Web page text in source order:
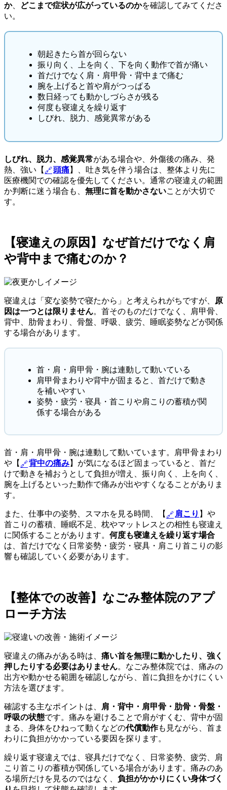
か、 どこまで症状が広がっているのかを確認してみてくださ
い。
朝起きたら首が回らない
振り向く、上を向く、下を向く動作で首が痛い
首だけでなく肩・肩甲骨・背中まで痛む
腕を上げると首や肩がつっぱる
数日経っても動かしづらさが残る
何度も寝違えを繰り返す
しびれ、脱力、感覚異常がある
しびれ、脱力、感覚異常がある場合や、外傷後の痛み、発
熱、強い【
頭痛】、吐き気を伴う場合は、整体より先に
医療機関での確認を優先してください。通常の寝違えの範囲
か判断に迷う場合も、 無理に首を動かさないことが大切で
す。
【寝違えの原因】なぜ首だけでなく肩
や背中まで痛むのか？
寝違えは「変な姿勢で寝たから」と考えられがちですが、
原
因は一つとは限りません。首そのものだけでなく、肩甲骨、
背中、肋骨まわり、骨盤、呼吸、疲労、睡眠姿勢などが関係
する場合があります。
首・肩・肩甲骨・腕は連動して動いている
肩甲骨まわりや背中が固まると、首だけで動き
を補いやすい
姿勢・疲労・寝具・首こりや肩こりの蓄積が関
係する場合がある
首・肩・肩甲骨・腕は連動して動いています。肩甲骨まわり
や【
背中の痛み】が気になるほど固まっていると、首だ
けで動きを補おうとして負担が増え、振り向く、上を向く、
腕を上げるといった動作で痛みが出やすくなることがありま
す。
また、仕事中の姿勢、スマホを見る時間、【 肩こり 】や
首こりの蓄積、睡眠不足、枕やマットレスとの相性も寝違え
に関係することがあります。 何度も寝違えを繰り返す場合
は、首だけでなく日常姿勢・疲労・寝具・肩こり首こりの影
響も確認していく必要があります。
【整体での改善】なごみ整体院のアプ
ローチ方法
寝違えの痛みがある時は、 痛い首を無理に動かしたり、強く
押したりする必要はありません。なごみ整体院では、痛みの
出方や動かせる範囲を確認しながら、首に負担をかけにくい
方法を選びます。
確認する主なポイントは、
肩・背中・肩甲骨・肋骨・骨盤・
呼吸の状態です。痛みを避けることで肩がすくむ、背中が固
まる、身体をひねって動くなどの代償動作も見ながら、首ま
わりに負担がかかっている要因を探ります。
繰り返す寝違えでは、寝具だけでなく、日常姿勢、疲労、肩
こり首こりの蓄積が関係している場合があります。痛みのあ
る場所だけを見るのではなく、 負担がかかりにくい身体づく